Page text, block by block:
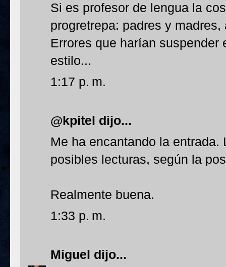
Si es profesor de lengua la
progretrepa: padres y
Errores que harían
estilo...
1:17 p. m.
@kpitel dijo...
Me ha encantando la
posibles lecturas, según la
Realmente buena.
1:33 p. m.
Miguel dijo...